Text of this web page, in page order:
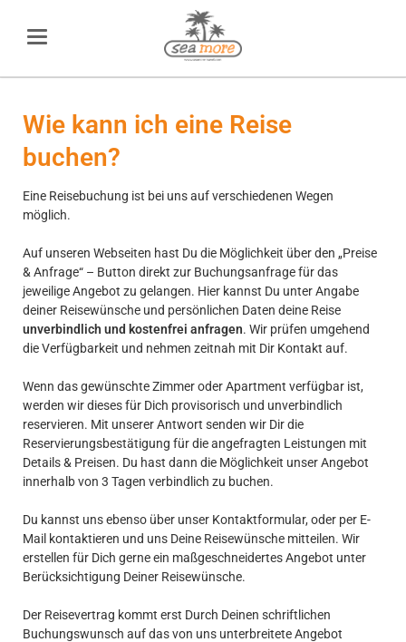
Wie kann ich eine Reise
buchen?
Eine Reisebuchung ist bei uns auf verschiedenen Wegen
möglich.
Auf unseren Webseiten hast Du die Möglichkeit über den „Preise
& Anfrage“ – Button direkt zur Buchungsanfrage für das
jeweilige Angebot zu gelangen. Hier kannst Du unter Angabe
deiner Reisewünsche und persönlichen Daten deine Reise
unverbindlich und kostenfrei anfragen. Wir prüfen umgehend
die Verfügbarkeit und nehmen zeitnah mit Dir Kontakt auf.
Wenn das gewünschte Zimmer oder Apartment verfügbar ist,
werden wir dieses für Dich provisorisch und unverbindlich
reservieren. Mit unserer Antwort senden wir Dir die
Reservierungsbestätigung für die angefragten Leistungen mit
Details & Preisen. Du hast dann die Möglichkeit unser Angebot
innerhalb von 3 Tagen verbindlich zu buchen.
Du kannst uns ebenso über unser Kontaktformular, oder per E-
Mail kontaktieren und uns Deine Reisewünsche mitteilen. Wir
erstellen für Dich gerne ein maßgeschneidertes Angebot unter
Berücksichtigung Deiner Reisewünsche.
Der Reisevertrag kommt erst Durch Deinen schriftlichen
Buchungswunsch auf das von uns unterbreitete Angebot